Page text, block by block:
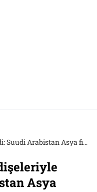
Petrol arz fazlası endişeleriyle geriledi: Suudi Arabistan Asya fiyatlarını düşürdü
Asya